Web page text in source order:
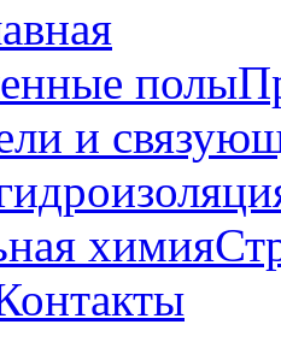
полы
и
химия